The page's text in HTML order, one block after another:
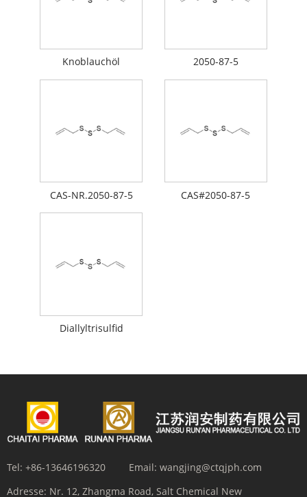
Knoblauchöl 2050-87-5
CAS-NR.2050-87-5 CAS#2050-87-5
Diallyltrisulfid
Tel: +86-13646196320 Email: wangjing@ctqjph.com
Adresse: Nr. 12, Zhangma Road, Salt Chemical New